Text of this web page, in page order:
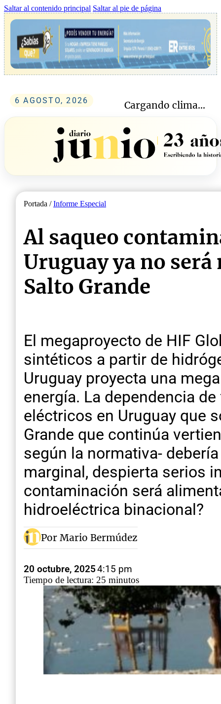
Saltar al contenido principal Saltar al pie de página
6 AGOSTO, 2026 Cargando clima...
Portada /Informe Especial
Al saqueo
Uruguay ya no
Salto Grande
El megaproyecto de HIF
sintéticos a partir de
Uruguay proyecta una
energía. La dependencia
eléctricos en Uruguay que
Grande que continúa
según la normativa-
marginal, despierta serios
contaminación será
hidroeléctrica binacional?
Por Mario Bermúdez
20 octubre, 20254:15 pm
Tiempo de lectura: 25 minutos